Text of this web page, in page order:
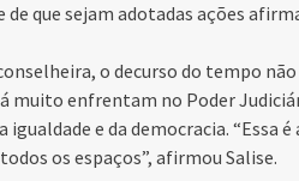
de que sejam adotadas ações
o decurso do tempo
muito enfrentam no Poder
igualdade e da democracia. “Essa
os espaços”, afirmou Salise.